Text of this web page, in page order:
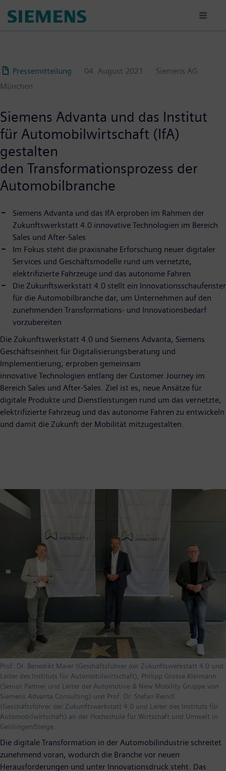
para
Pressemitteilung
04. August 2021
Siemens AG
München
Siemens Advanta und das Institut
für Automobilwirtschaft (IfA)
gestalten
den Transformationsprozess der
Automobilbranche
Siemens Advanta und das IfA erproben im Rahmen der
Zukunftswerkstatt 4.0 innovative Technologien im Bereich
Sales und After-Sales
Im Fokus steht die praxisnahe Erforschung neuer digitaler
Services und Geschäftsmodelle rund um vernetzte,
elektrifizierte Fahrzeuge und das autonome Fahren
Die Zukunftswerkstatt 4.0 stellt ein Innovationsschaufenster
für die Automobilbranche dar, um Unternehmen auf den
zunehmenden Transformations- und Innovationsbedarf
vorzubereiten
Die Zukunftswerkstatt 4.0 und Siemens Advanta, Siemens
Geschäftseinheit für Digitalisierungsberatung und
Implementierung, erproben gemeinsam
innovative Technologien entlang der Customer Journey im
Bereich Sales und After-Sales. Ziel ist es, neue Ansätze für
digitale Produkte und Dienstleistungen rund um das vernetzte,
elektrifizierte Fahrzeug und das autonome Fahren zu entwickeln
und damit die Zukunft der Mobilität mitzugestalten.
Prof. Dr. Benedikt Maier (Geschäftsführer der Zukunftswerkstatt 4.0 und
Leiter des Instituts für Automobilwirtschaft), Philipp Grosse Kleimann
(Senior Partner und Leiter der Automotive & New Mobility Gruppe von
Siemens Advanta Consulting) und Prof. Dr. Stefan Reindl
(Geschäftsführer der Zukunftswerkstatt 4.0 und Leiter des Instituts für
Automobilwirtschaft) an der Hochschule für Wirtschaft und Umwelt in
Geislingen/Steige.
Die digitale Transformation in der Automobilindustrie schreitet
zunehmend voran, wodurch die Branche vor neuen
Herausforderungen und unter Innovationsdruck steht. Das